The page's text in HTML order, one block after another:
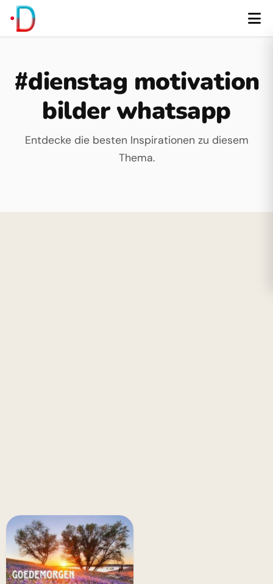
#dienstag motivation
bilder whatsapp
Entdecke die besten Inspirationen zu diesem
Thema.